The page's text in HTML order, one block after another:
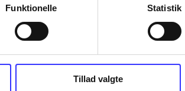
Funktionelle Statistik
Tillad valgte